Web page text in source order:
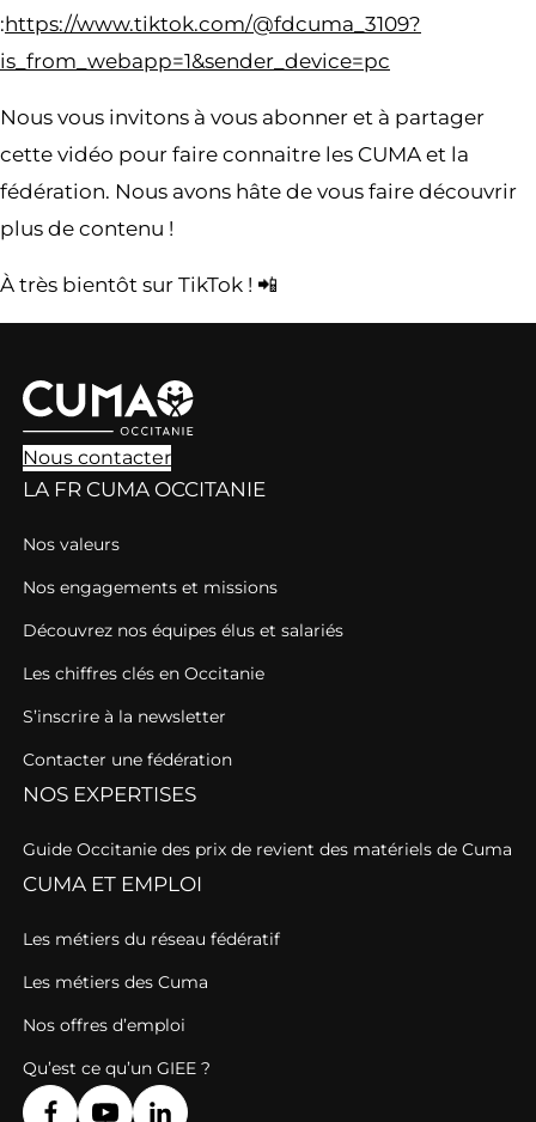
:https://www.tiktok.com/@fdcuma_3109?
is_from_webapp=1&sender_device=pc
Nous vous invitons à vous abonner et à partager
cette vidéo pour faire connaitre les CUMA et la
fédération. Nous avons hâte de vous faire découvrir
plus de contenu !
À très bientôt sur TikTok ! 📲
Nous contacter
LA FR CUMA OCCITANIE
Nos valeurs
Nos engagements et missions
Découvrez nos équipes élus et salariés
Les chiffres clés en Occitanie
S’inscrire à la newsletter
Contacter une fédération
NOS EXPERTISES
Guide Occitanie des prix de revient des matériels de Cuma
CUMA ET EMPLOI
Les métiers du réseau fédératif
Les métiers des Cuma
Nos offres d’emploi
Qu’est ce qu’un GIEE ?